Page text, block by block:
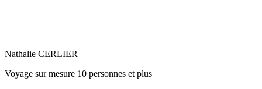
Nathalie CERLIER
Voyage sur mesure 10 personnes et plus